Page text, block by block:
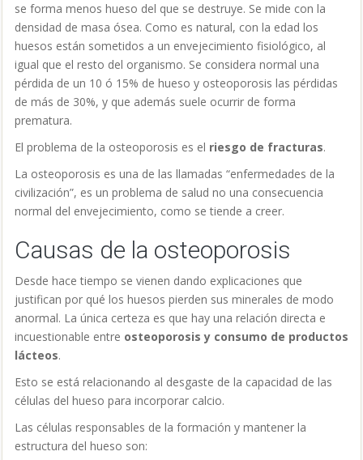
se forma menos hueso del que se destruye. Se mide con la
densidad de masa ósea. Como es natural, con la edad los
huesos están sometidos a un envejecimiento fisiológico, al
igual que el resto del organismo. Se considera normal una
pérdida de un 10 ó 15% de hueso y osteoporosis las pérdidas
de más de 30%, y que además suele ocurrir de forma
prematura.
El problema de la osteoporosis es el riesgo de fracturas.
La osteoporosis es una de las llamadas “enfermedades de la
civilización”, es un problema de salud no una consecuencia
normal del envejecimiento, como se tiende a creer.
Causas de la osteoporosis
Desde hace tiempo se vienen dando explicaciones que
justifican por qué los huesos pierden sus minerales de modo
anormal. La única certeza es que hay una relación directa e
incuestionable entre osteoporosis y consumo de productos
lácteos.
Esto se está relacionando al desgaste de la capacidad de las
células del hueso para incorporar calcio.
Las células responsables de la formación y mantener la
estructura del hueso son: